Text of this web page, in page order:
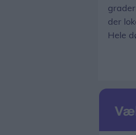
der
Hele